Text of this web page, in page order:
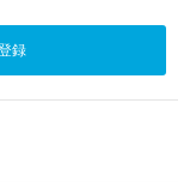
録